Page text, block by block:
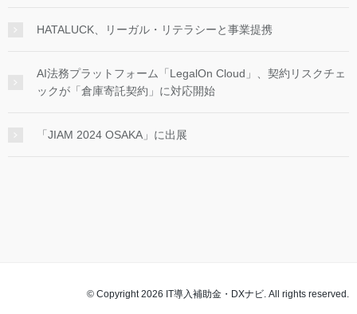
HATALUCK、リーガル・リテラシーと事業提携
AI法務プラットフォーム「LegalOn Cloud」、契約リスクチェ
ックが「倉庫寄託契約」に対応開始
「JIAM 2024 OSAKA」に出展
© Copyright 2026 IT導入補助金・DXナビ. All rights reserved.